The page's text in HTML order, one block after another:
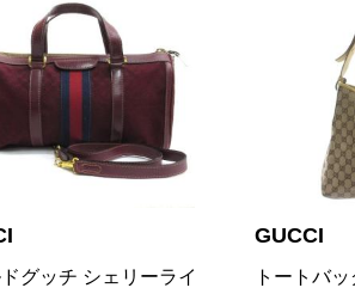
ッグ ワンショルダー
GUCCI
189751 シ